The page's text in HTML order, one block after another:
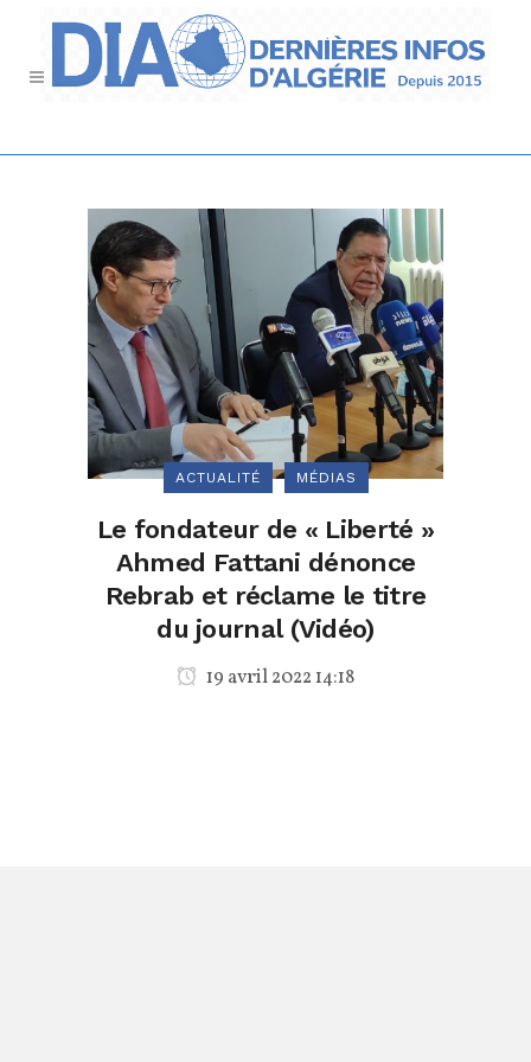
ACTUALITÉ MÉDIAS
Le fondateur de « Liberté »
Ahmed Fattani dénonce
Rebrab et réclame le titre
du journal (Vidéo)
19 avril 2022 14:18